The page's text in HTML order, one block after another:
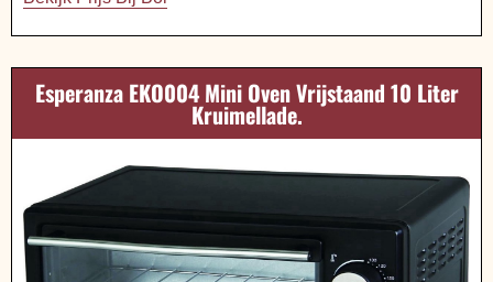
Esperanza EKO004 Mini Oven Vrijstaand 10 Liter
Kruimellade.